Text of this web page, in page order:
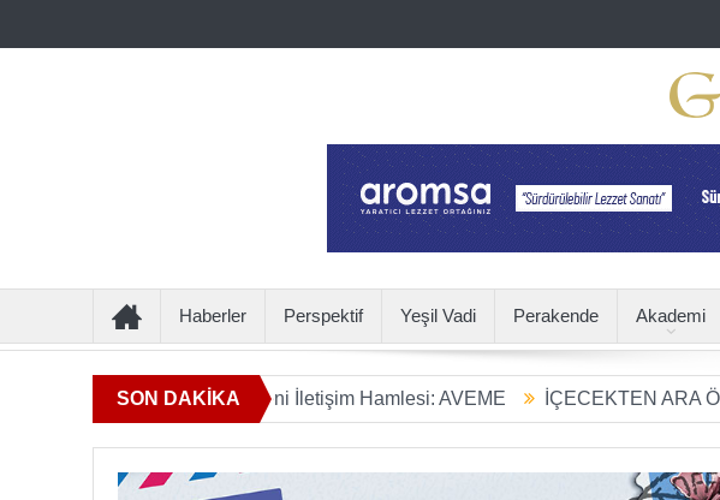
Haberler Perspektif Yeşil Vadi Perakende Akademi
SON DAKİKA
Ötesine Geçen Yeni İletişim Hamlesi: AVEME İÇECEKTEN ARA ÖĞÜNE